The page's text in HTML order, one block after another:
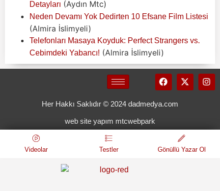
Detayları (Aydın Mtc)
Neden Devamı Yok Dedirten 10 Efsane Film Listesi
(Almira İslimyeli)
Telefonları Masaya Koyduk: Perfect Strangers vs.
Cebimdeki Yabancı! (Almira İslimyeli)
Her Hakkı Saklıdır © 2024 dadmedya.com
web site yapım mtcwebpark
Videolar Testler Gönüllü Yazar Ol